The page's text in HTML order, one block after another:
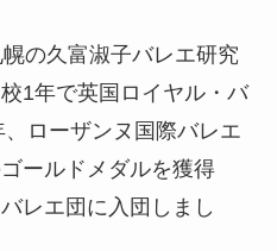
の久富淑子バレエ研究
1年で英国ロイヤル・バ
ローザンヌ国際バレエ
ールドメダルを獲得
レエ団に入団しまし